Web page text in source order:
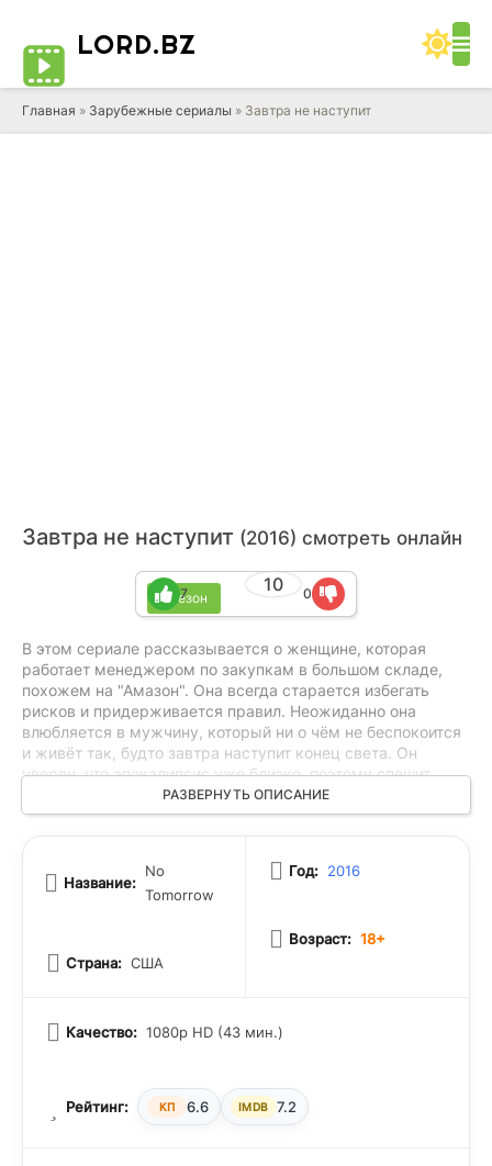
LORD.BZ
Главная » Зарубежные сериалы » Завтра не наступит
Завтра не наступит (2016) смотреть онлайн
1 сезон
10
7 0
В этом сериале рассказывается о женщине, которая
работает менеджером по закупкам в большом складе,
похожем на "Амазон". Она всегда старается избегать
рисков и придерживается правил. Неожиданно она
влюбляется в мужчину, который ни о чём не беспокоится
и живёт так, будто завтра наступит конец света. Он
уверен, что апокалипсис уже близко, поэтому спешит
попробовать всё, что только можно. Вместе они решают
исполнить все свои желания и мечты, которые давно
РАЗВЕРНУТЬ ОПИСАНИЕ
Название:
No
Tomorrow
Страна: США
Год: 2016
Возраст: 18+
Качество: 1080p HD (43 мин.)
Рейтинг: КП 6.6 IMDB 7.2